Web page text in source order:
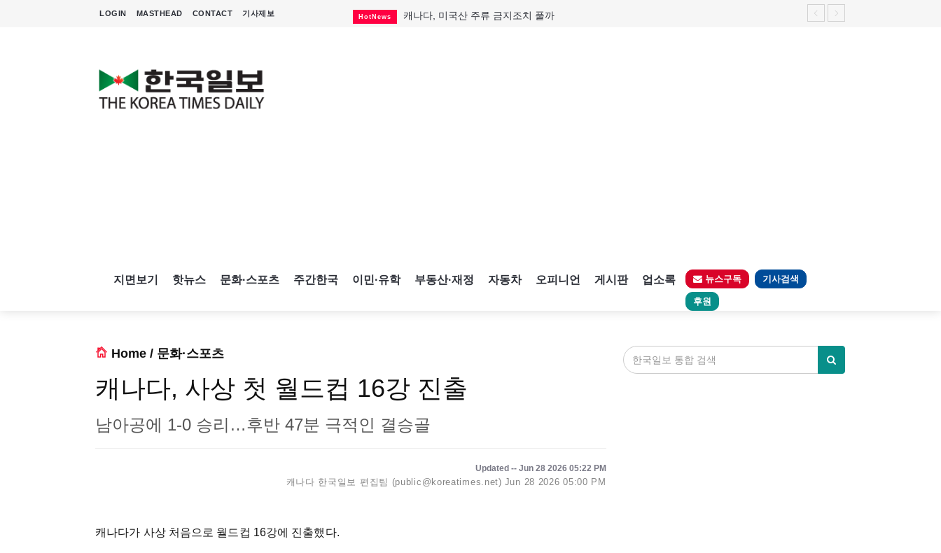
LOGIN MASTHEAD CONTACT 기사제보 HotNews 캐나다, 미국산 주류 금지조치 풀까
지면보기 핫뉴스 문화·스포츠 주간한국 이민·유학 부동산·재정 자동차 오피니언 게시판 업소록 뉴스구독 기사검색
후원
Home / 문화·스포츠
캐나다, 사상 첫 월드컵 16강 진출
남아공에 1-0 승리…후반 47분 극적인 결승골
Updated -- Jun 28 2026 05:22 PM
캐나다 한국일보 편집팀 (public@koreatimes.net) Jun 28 2026 05:00 PM
캐나다가 사상 처음으로 월드컵 16강에 진출했다.